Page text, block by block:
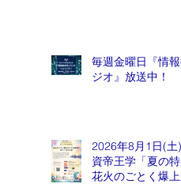
毎週金曜日『情報
ジオ』放送中！
2026年8月1日(土
資帝王学「夏の特
花火のごとく爆上